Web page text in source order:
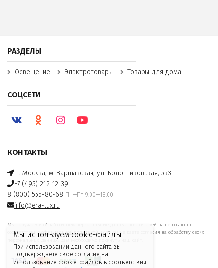
Мы используем cookie-файлы
При использовании данного сайта вы
подтверждаете свое согласие на
использование cookie-файлов в соответствии
КОНТАКТЫ
г. Москва, м. Варшавская, ул. Болотниковская, 5к3
+7 (495) 212-12-39
8 (800) 555-80-68 Пн—Пт 9:00—18:00
info@era-lux.ru
Мы получаем и обрабатываем персональные данные посетителей нашего сайта в
соответствии софициальной политикой. Если вы не даете согласия на обработку своих
персональных данных, Вам необходимо покинуть наш сайт.
РАЗДЕЛЫ
Освещение Электротовары Товары для дома
СОЦСЕТИ